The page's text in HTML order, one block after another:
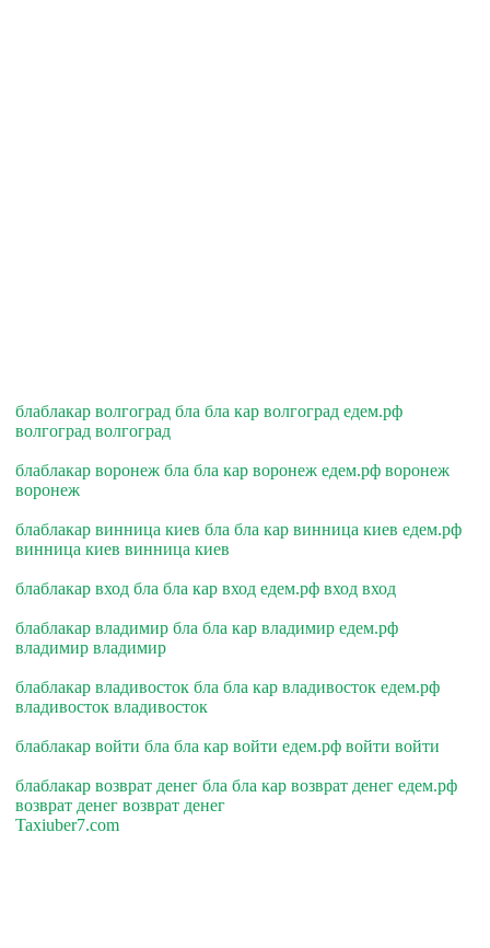
блаблакар волгоград бла бла кар волгоград едем.рф
волгоград волгоград
блаблакар воронеж бла бла кар воронеж едем.рф воронеж
воронеж
блаблакар винница киев бла бла кар винница киев едем.рф
винница киев винница киев
блаблакар вход бла бла кар вход едем.рф вход вход
блаблакар владимир бла бла кар владимир едем.рф
владимир владимир
блаблакар владивосток бла бла кар владивосток едем.рф
владивосток владивосток
блаблакар войти бла бла кар войти едем.рф войти войти
блаблакар возврат денег бла бла кар возврат денег едем.рф
возврат денег возврат денег
Taxiuber7.com